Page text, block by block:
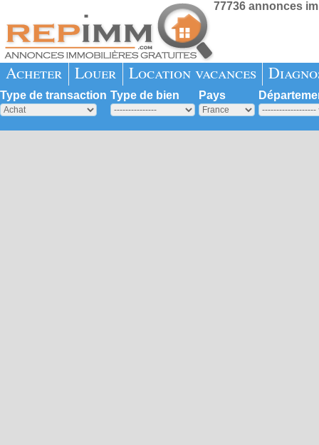
77736 annonces
Acheter Louer Location vacances
Type de transaction Type de bien Pays